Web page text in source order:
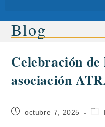
Blog
Celebración
asociación
octubre 7, 2025